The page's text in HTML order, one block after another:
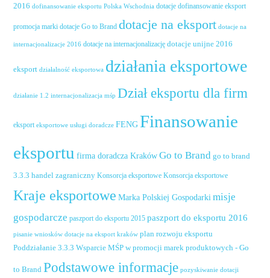
2016 dofinansowanie eksportu Polska Wschodnia dotacje dofinansowanie eksport
promocja marki dotacje Go to Brand dotacje na eksport dotacje na
internacjonalizacje 2016 dotacje na internacjonalizację dotacje unijne 2016
eksport działalność eksportowa działania eksportowe
działanie 1.2 internacjonalizacja mśp Dział eksportu dla firm
eksport eksportowe usługi doradcze FENG Finansowanie
eksportu firma doradcza Kraków Go to Brand go to brand
3.3.3 handel zagraniczny Konsorcja eksportowe Konsorcja eksportowe
Kraje eksportowe Marka Polskiej Gospodarki misje
gospodarcze paszport do eksportu 2015 paszport do eksportu 2016
pisanie wniosków dotacje na eksport kraków plan rozwoju eksportu
Poddziałanie 3.3.3 Wsparcie MŚP w promocji marek produktowych - Go
to Brand Podstawowe informacje pozyskiwanie dotacji